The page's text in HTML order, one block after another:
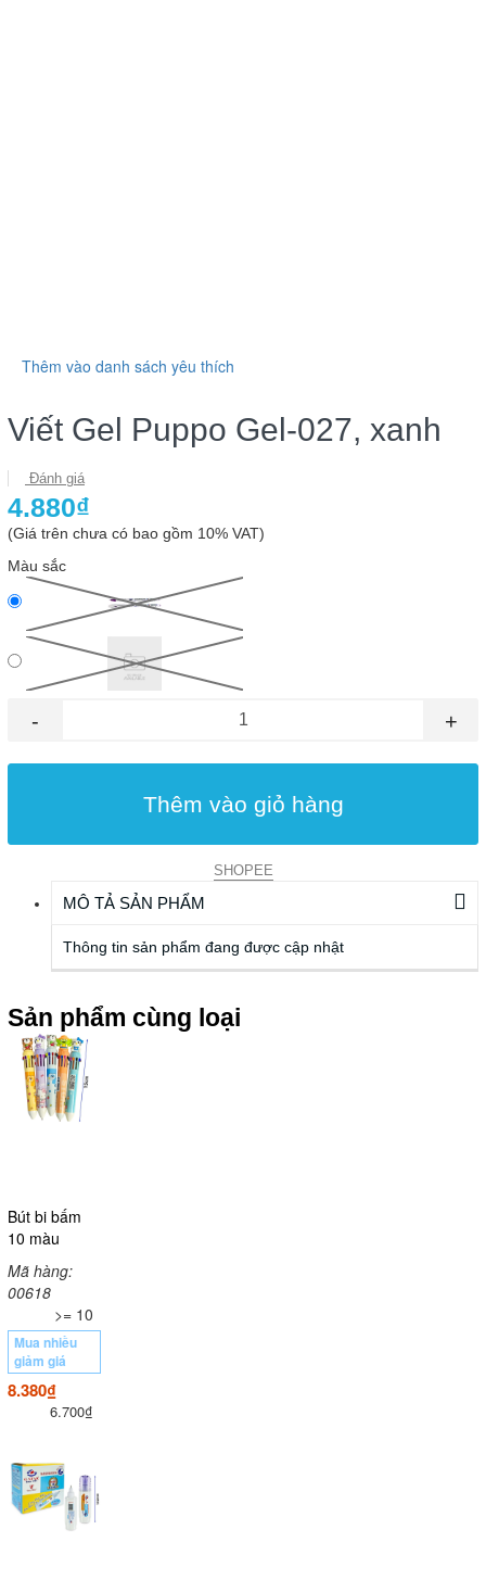
Thêm vào danh sách yêu thích
Viết Gel Puppo Gel-027, xanh
Đánh giá
4.880₫
(Giá trên chưa có bao gồm 10% VAT)
Màu sắc
- +
Thêm vào giỏ hàng
SHOPEE
MÔ TẢ SẢN PHẨM
Thông tin sản phẩm đang được cập nhật
Sản phẩm cùng loại
Bút bi bấm
10 màu
Mã hàng:
00618
>= 10
Mua nhiều
giảm giá
8.380₫
6.700₫